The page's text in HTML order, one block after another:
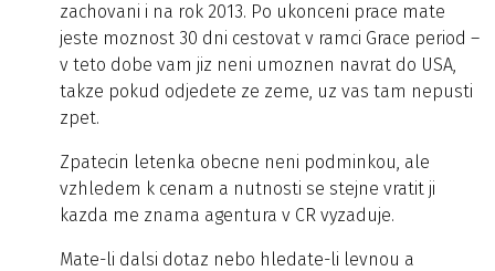
zachovani i na rok 2013. Po ukonceni prace mate
jeste moznost 30 dni cestovat v ramci Grace period –
v teto dobe vam jiz neni umoznen navrat do USA,
takze pokud odjedete ze zeme, uz vas tam nepusti
zpet.
Zpatecin letenka obecne neni podminkou, ale
vzhledem k cenam a nutnosti se stejne vratit ji
kazda me znama agentura v CR vyzaduje.
Mate-li dalsi dotaz nebo hledate-li levnou a